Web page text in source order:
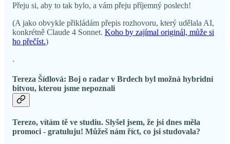
Přeju si, aby to tak bylo, a vám přeju příjemný poslech!
(A jako obvykle přikládám přepis rozhovoru, který udělala AI,
konkrétně Claude 4 Sonnet. Koho by zajímal originál, může si
ho přečíst.)
.
Tereza Šídlová: Boj o radar v Brdech byl možná hybridní
bitvou, kterou jsme nepoznali
Terezo, vítám tě ve studiu. Slyšel jsem, že jsi dnes měla
promoci - gratuluju! Můžeš nám říct, co jsi studovala?